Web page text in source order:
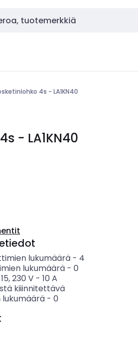
4s - LA1KN40
- LA1KN40
lukumäärä- 4
lukumäärä- 0
230 V- 10 A
kiiinnitettävä
- 0